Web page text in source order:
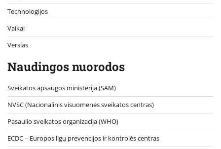
Technologijos
Vaikai
Verslas
Naudingos nuorodos
Sveikatos apsaugos ministerija (SAM)
NVSC (Nacionalinis visuomenės sveikatos centras)
Pasaulio sveikatos organizacija (WHO)
ECDC – Europos ligų prevencijos ir kontrolės centras